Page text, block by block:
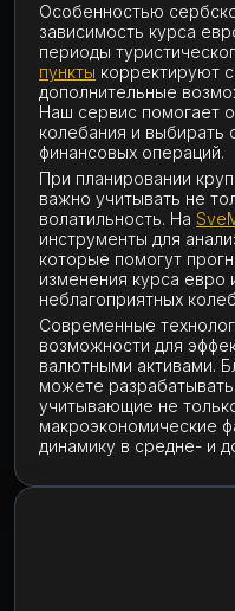
Особенностью
зависимость курса
периоды
пункты корректируют
дополнительные
Наш сервис помогает
колебания и выбирать
финансовых операций.
При планировании
важно учитывать не
волатильность. На
инструменты для
которые помогут
изменения курса евро
неблагоприятных
Современные
возможности для
валютными активами.
можете
учитывающие не
макроэкономические
динамику в средне- и